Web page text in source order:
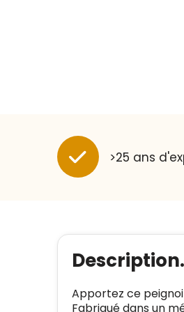
>25 ans
Description.
Apportez ce
Fabriqué dans un